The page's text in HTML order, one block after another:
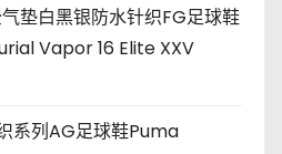
垫白黑银防水针织FG足球鞋
Vapor 16 Elite XXV
系列AG足球鞋Puma